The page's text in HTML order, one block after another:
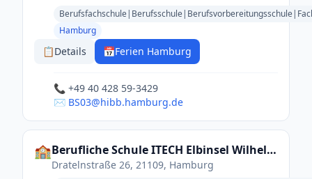
Hamburg
📋Details 📅Ferien Hamburg
📞 +49 40 428 59-3429
✉️ BS03@hibb.hamburg.de
🏫 Berufliche Schule ITECH Elbinsel Wilhelmsburg
Dratelnstraße 26, 21109, Hamburg